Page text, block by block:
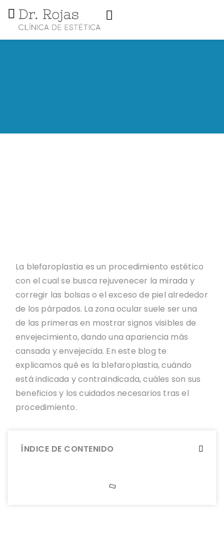
ÍNDICE DE CONTENIDO
La blefaroplastia es un procedimiento estético
con el cual se busca rejuvenecer la mirada y
corregir las bolsas o el exceso de piel alrededor
de los párpados. La zona ocular suele ser una
de las primeras en mostrar signos visibles de
envejecimiento, dando una apariencia más
cansada y envejecida. En este blog te
explicamos qué es la blefaroplastia, cuándo
está indicada y contraindicada, cuáles son sus
beneficios y los cuidados necesarios tras el
procedimiento.